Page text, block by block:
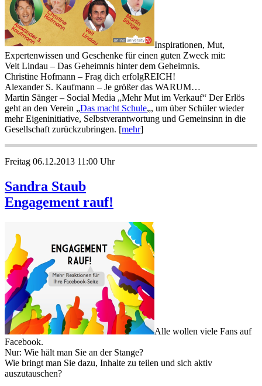
Inspirationen, Mut,
Expertenwissen und Geschenke für einen guten Zweck mit:
Veit Lindau – Das Geheimnis hinter dem Geheimnis.
Christine Hofmann – Frag dich erfolgREICH!
Alexander S. Kaufmann – Je größer das WARUM…
Martin Sänger – Social Media „Mehr Mut im Verkauf“ Der Erlös
geht an den Verein „Das macht Schule„, um über Schüler wieder
mehr Eigeninitiative, Selbstverantwortung und Gemeinsinn in die
Gesellschaft zurückzubringen. [mehr]
Freitag 06.12.2013 11:00 Uhr
Sandra Staub
Engagement rauf!
Alle wollen viele Fans auf
Facebook.
Nur: Wie hält man Sie an der Stange?
Wie bringt man Sie dazu, Inhalte zu teilen und sich aktiv
auszutauschen?